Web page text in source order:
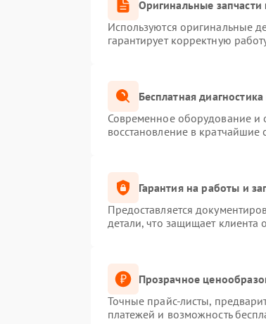
Оригинальные
Используются оригинальные
гарантирует корректную
Бесплатная
Современное оборудование и
восстановление в кратчайшие
Гарантия на работы и
Предоставляется
детали, что защищает клиента
Прозрачное
Точные прайс-листы,
платежей и возможность